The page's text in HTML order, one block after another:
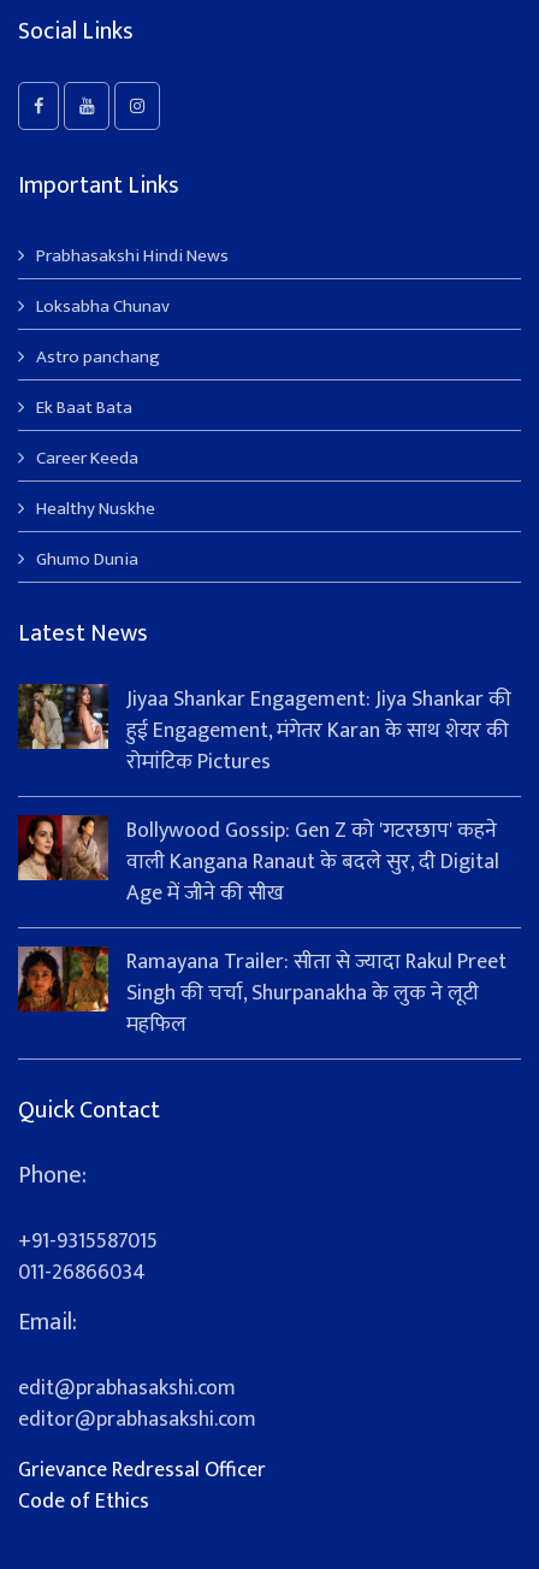
Social Links
Important Links
Prabhasakshi Hindi News
Loksabha Chunav
Astro panchang
Ek Baat Bata
Career Keeda
Healthy Nuskhe
Ghumo Dunia
Latest News
Jiyaa Shankar Engagement: Jiya Shankar की
हुई Engagement, मंगेतर Karan के साथ शेयर की
रोमांटिक Pictures
Bollywood Gossip: Gen Z को 'गटरछाप' कहने
वाली Kangana Ranaut के बदले सुर, दी Digital
Age में जीने की सीख
Ramayana Trailer: सीता से ज्यादा Rakul Preet
Singh की चर्चा, Shurpanakha के लुक ने लूटी
महफिल
Quick Contact
Phone:
+91-9315587015
011-26866034
Email:
edit@prabhasakshi.com
editor@prabhasakshi.com
Grievance Redressal Officer
Code of Ethics